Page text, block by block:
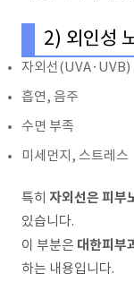
2) 외인성
자외선(UVA·UVB)
흡연, 음주
수면 부족
미세먼지, 스트레스
특히 자외선은 피부
있습니다.
이 부분은 대한피부
하는 내용입니다.